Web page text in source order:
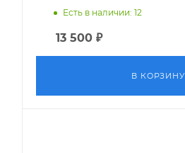
Есть в наличии: 12
13 500 ₽
В КОРЗИНУ